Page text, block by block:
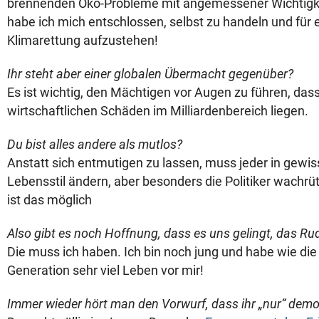
brennenden Öko-Probleme mit angemessener
habe ich mich entschlossen, selbst zu handeln und für
Klimarettung aufzustehen!
Ihr steht aber einer globalen Übermacht gegenüber?
Es ist wichtig, den Mächtigen vor Augen zu führen,
wirtschaftlichen Schäden im Milliardenbereich liegen.
Du bist alles andere als mutlos?
Anstatt sich entmutigen zu lassen, muss jeder in
Lebensstil ändern, aber besonders die Politiker
ist das möglich
Also gibt es noch Hoffnung, dass es uns gelingt, das
Die muss ich haben. Ich bin noch jung und habe wie
Generation sehr viel Leben vor mir!
Immer wieder hört man den Vorwurf, dass ihr „nur“